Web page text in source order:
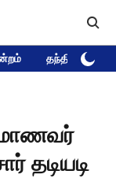
தந்தி டிவி
தடியடி